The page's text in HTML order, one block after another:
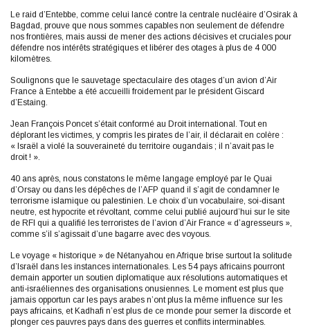
Le raid d’Entebbe, comme celui lancé contre la centrale nucléaire d’Osirak à
Bagdad, prouve que nous sommes capables non seulement de défendre
nos frontières, mais aussi de mener des actions décisives et cruciales pour
défendre nos intérêts stratégiques et libérer des otages à plus de 4 000
kilomètres.
Soulignons que le sauvetage spectaculaire des otages d’un avion d’Air
France à Entebbe a été accueilli froidement par le président Giscard
d’Estaing.
Jean François Poncet s’était conformé au Droit international. Tout en
déplorant les victimes, y compris les pirates de l’air, il déclarait en colère :
« Israël a violé la souveraineté du territoire ougandais ; il n’avait pas le
droit ! ».
40 ans après, nous constatons le même langage employé par le Quai
d’Orsay ou dans les dépêches de l’AFP quand il s’agit de condamner le
terrorisme islamique ou palestinien. Le choix d’un vocabulaire, soi-disant
neutre, est hypocrite et révoltant, comme celui publié aujourd’hui sur le site
de RFI qui a qualifié les terroristes de l’avion d’Air France « d’agresseurs »,
comme s’il s’agissait d’une bagarre avec des voyous.
Le voyage « historique » de Nétanyahou en Afrique brise surtout la solitude
d’Israël dans les instances internationales. Les 54 pays africains pourront
demain apporter un soutien diplomatique aux résolutions automatiques et
anti-israéliennes des organisations onusiennes. Le moment est plus que
jamais opportun car les pays arabes n’ont plus la même influence sur les
pays africains, et Kadhafi n’est plus de ce monde pour semer la discorde et
plonger ces pauvres pays dans des guerres et conflits interminables.